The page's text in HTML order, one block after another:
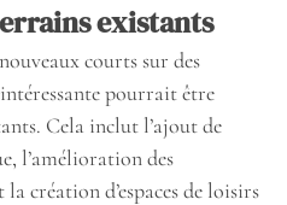
existants
courts sur des
pourrait être
Cela inclut l’ajout de
l’amélioration des
création d’espaces de loisirs